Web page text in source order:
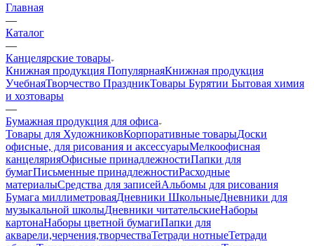
Главная
—
Каталог
—
Канцелярские товары
Книжная продукция ПопулярнаяКнижная продукция
УчебнаяТворчество ПраздникТовары Бурятии Бытовая химия
и хозтовары
—
Бумажная продукция для офиса
Товары для ХудожниковКорпоративные товарыДоски
офисные, для рисования и аксессуарыМелкоофисная
канцелярияОфисные принадлежностиПапки для
бумагПисьменные принадлежностиРасходные
материалыСредства для записейАльбомы для рисования
Бумага миллиметроваяДневники ШкольныеДневники для
музыкальной школыДневники читательскиеНаборы
картонаНаборы цветной бумагиПапки для
акварели,черчения,творчестваТетради нотныеТетради